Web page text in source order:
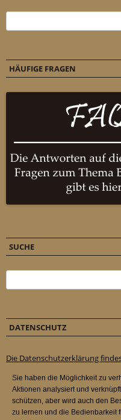
HÄUFIGE FRAGEN
SUCHE
DATENSCHUTZ
Die Datenschutzerklärung